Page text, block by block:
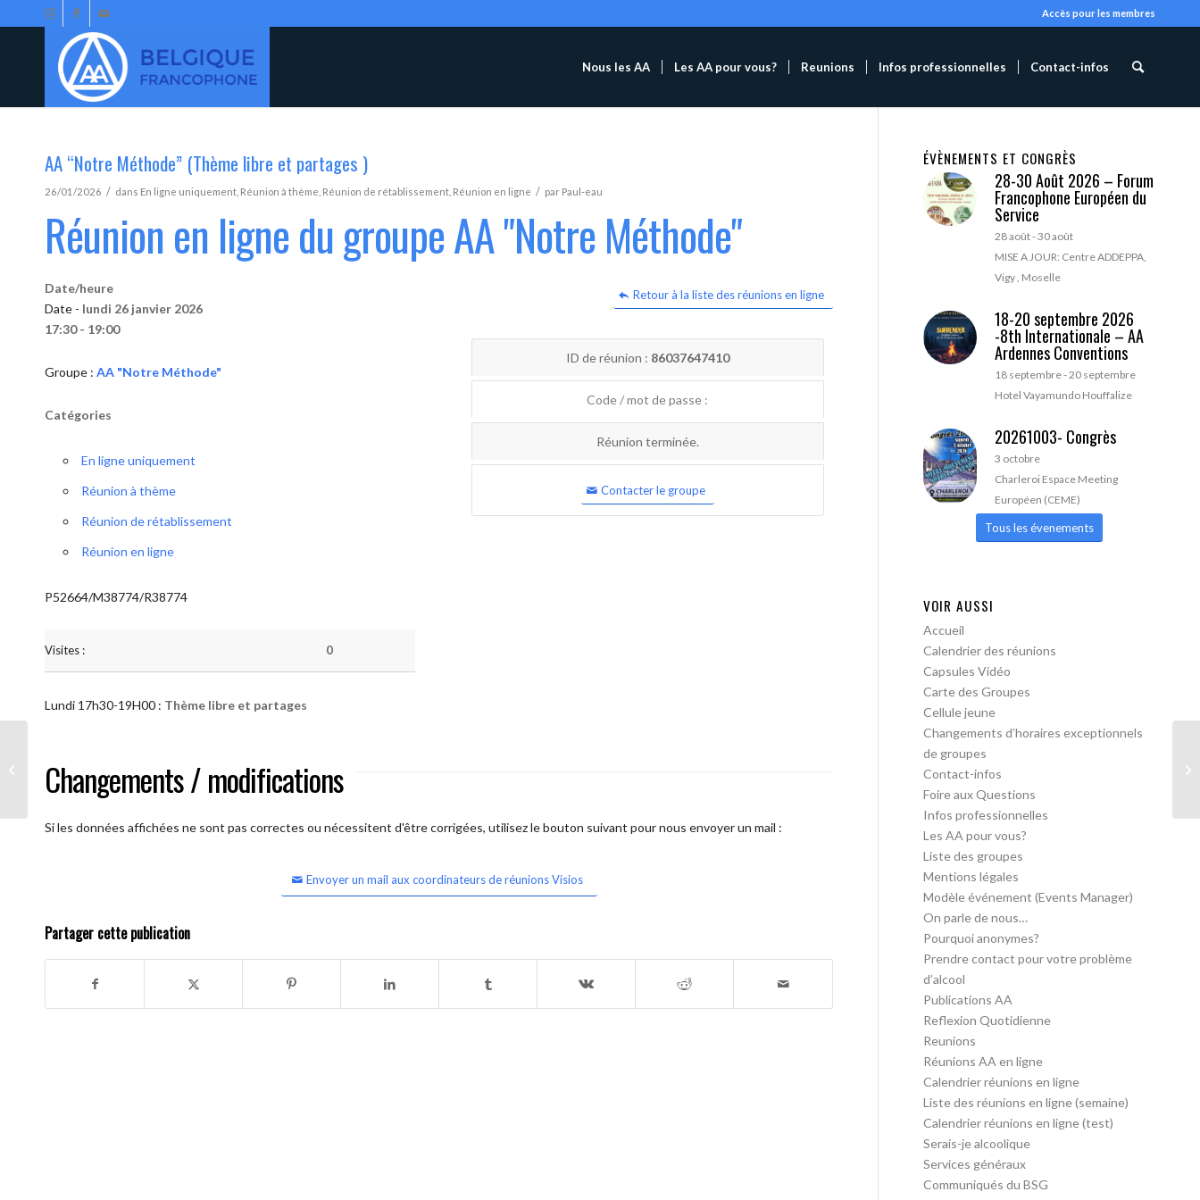
Accès pour les membres
Nous les AA Les AA pour vous? Reunions Infos professionnelles Contact-infos
AA “Notre Méthode” (Thème libre et partages )
26/01/2026 / dans En ligne uniquement Réunion à thème Réunion de rétablissement Réunion en ligne / par Paul-eau
Réunion en ligne du groupe AA "Notre Méthode"
Retour à la liste des réunions en ligne
Date/heure
Date - lundi 26 janvier 2026
17:30 - 19:00
Groupe : AA "Notre Méthode"
Catégories
En ligne uniquement
Réunion à thème
Réunion de rétablissement
Réunion en ligne
P52664/M38774/R38774
Visites : 0
ID de réunion : 86037647410
Code / mot de passe :
Réunion terminée.
Contacter le groupe
Lundi 17h30-19H00 : Thème libre et partages
Changements / modifications
Si les données affichées ne sont pas correctes ou nécessitent d'être corrigées, utilisez le bouton suivant pour nous envoyer un mail :
Envoyer un mail aux coordinateurs de réunions Visios
Partager cette publication
ÉVÈNEMENTS ET CONGRÈS
28-30 Août 2026 – Forum
Francophone Européen du
Service
28 août-30 août
MISE A JOUR: Centre ADDEPPA,
Vigy , Moselle
18-20 septembre 2026
-8th Internationale – AA
Ardennes Conventions
18 septembre-20 septembre
Hotel Vayamundo Houffalize
20261003- Congrès
3 octobre
Charleroi Espace Meeting
Européen (CEME)
Tous les évenements
VOIR AUSSI
Accueil
Calendrier des réunions
Capsules Vidéo
Carte des Groupes
Cellule jeune
Changements d’horaires exceptionnels
de groupes
Contact-infos
Foire aux Questions
Infos professionnelles
Les AA pour vous?
Liste des groupes
Mentions légales
Modèle événement (Events Manager)
On parle de nous…
Pourquoi anonymes?
Prendre contact pour votre problème
d’alcool
Publications AA
Reflexion Quotidienne
Reunions
Réunions AA en ligne
Calendrier réunions en ligne
Liste des réunions en ligne (semaine)
Calendrier réunions en ligne (test)
Serais-je alcoolique
Services généraux
Communiqués du BSG
partages )